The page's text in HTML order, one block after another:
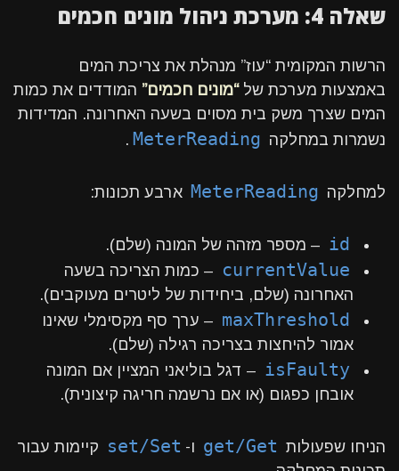
שאלה 4: מערכת ניהול מונים חכמים
הרשות המקומית “עוז” מנהלת את צריכת המים
באמצעות מערכת של“מונים חכמים” המודדים את כמות
המים שצרך משק בית מסוים בשעה האחרונה. המדידות
נשמרות במחלקה MeterReading
.
למחלקה MeterReading ארבע תכונות:
id – מספר מזהה של המונה (שלם).
currentValue – כמות הצריכה בשעה
האחרונה (שלם, ביחידות של ליטרים מעוקבים).
maxThreshold – ערך סף מקסימלי שאינו
אמור להיחצות בצריכה רגילה (שלם).
isFaulty – דגל בוליאני המציין אם המונה
אובחן כפגום (או אם נרשמה חריגה קיצונית).
הניחו שפעולות get/Get ו- set/Set קיימות עבור